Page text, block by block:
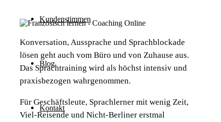
Kundenstimmen
Blog
Kontakt
Konversation, Aussprache und Sprachblockade
lösen geht auch vom Büro und von Zuhause aus.
Das Sprachtraining wird als höchst intensiv und
praxisbezogen wahrgenommen.
Für Geschäftsleute, Sprachlerner mit wenig Zeit,
Viel-Reisende und Nicht-Berliner erstmal